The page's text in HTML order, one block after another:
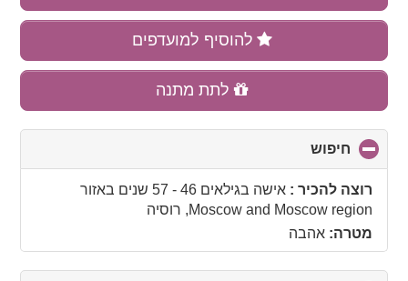
להוסיף למועדפים
לתת מתנה
חיפוש
to
collapse
contents
רוצה להכיר :אישה בגילאים 46 - 57 שנים
באזור
Moscow and Moscow region, רוסיה
מטרה: אהבה